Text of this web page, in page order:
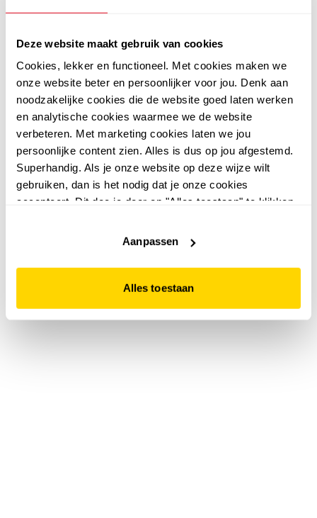
Deze website maakt gebruik van cookies
Cookies, lekker en functioneel. Met cookies maken we
onze website beter en persoonlijker voor jou. Denk aan
noodzakelijke cookies die de website goed laten werken
en analytische cookies waarmee we de website
verbeteren. Met marketing cookies laten we jou
persoonlijke content zien. Alles is dus op jou afgestemd.
Superhandig. Als je onze website op deze wijze wilt
gebruiken, dan is het nodig dat je onze cookies
accepteert. Dit doe je door op "Alles toestaan" te klikken.
website niet optimaal functioneert.
Aanpassen
Alles toestaan